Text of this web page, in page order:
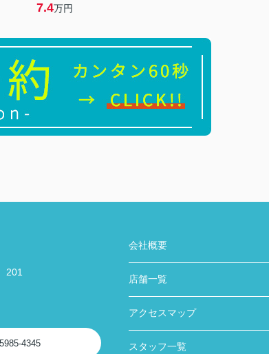
7.4万円
201
4345
会社概要
店舗一覧
アクセスマップ
スタッフ一覧